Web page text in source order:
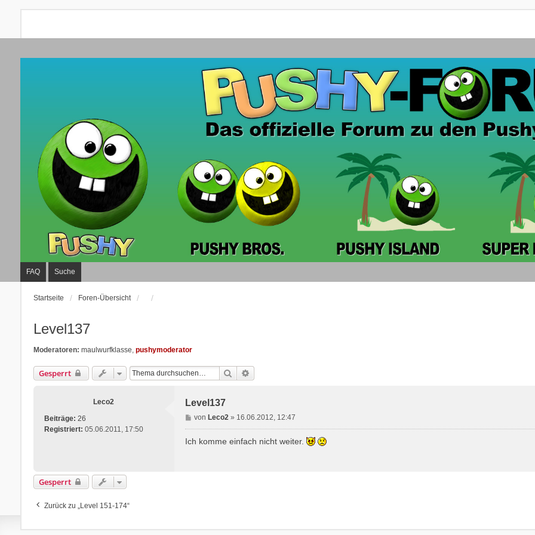
FAQ Suche
Startseite Foren-Übersicht
Level137
Moderatoren: maulwurfklasse pushymoderator
Gesperrt Suche
Leco2
Beiträge: 26
Registriert: 05.06.2011, 17:50
Level137
B
e
i
vonLeco2 » 16.06.2012, 12:47
Ich komme einfach nicht weiter.
Gesperrt
Zurück zu „Level 151-174“